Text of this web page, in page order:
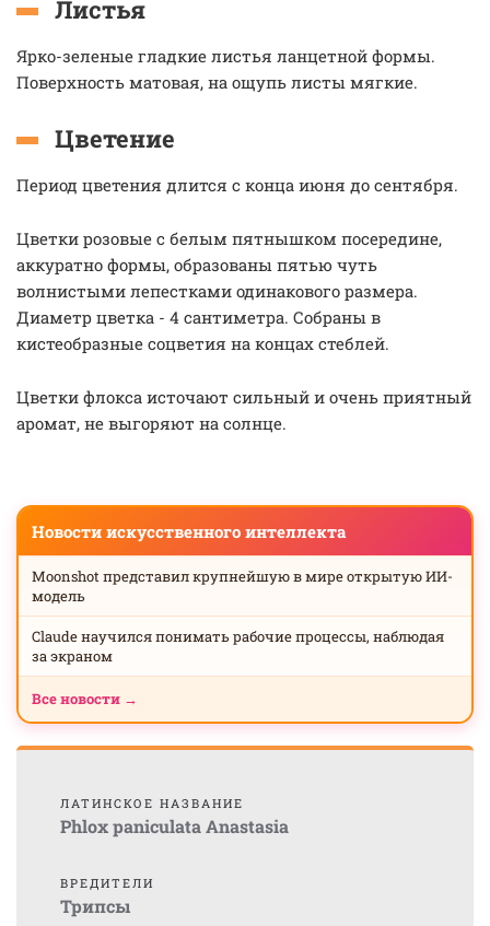
Листья
Ярко-зеленые гладкие листья ланцетной формы.
Поверхность матовая, на ощупь листы мягкие.
Цветение
Период цветения длится с конца июня до сентября.
Цветки розовые с белым пятнышком посередине,
аккуратно формы, образованы пятью чуть
волнистыми лепестками одинакового размера.
Диаметр цветка - 4 сантиметра. Собраны в
кистеобразные соцветия на концах стеблей.
Цветки флокса источают сильный и очень приятный
аромат, не выгоряют на солнце.
Новости искусственного интеллекта
Moonshot представил крупнейшую в мире открытую ИИ-
модель
Claude научился понимать рабочие процессы, наблюдая
за экраном
Все новости →
ЛАТИНСКОЕ НАЗВАНИЕ
Phlox paniculata Anastasia
ВРЕДИТЕЛИ
Трипсы